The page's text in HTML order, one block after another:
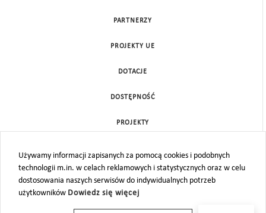
Używamy informacji zapisanych za pomocą cookies i podobnych
technologii m.in. w celach reklamowych i statystycznych oraz w celu
dostosowania naszych serwisów do indywidualnych potrzeb
użytkowników Dowiedz się więcej
PARTNERZY
PROJEKTY UE
DOTACJE
DOSTĘPNOŚĆ
PROJEKTY
MAPA STRONY